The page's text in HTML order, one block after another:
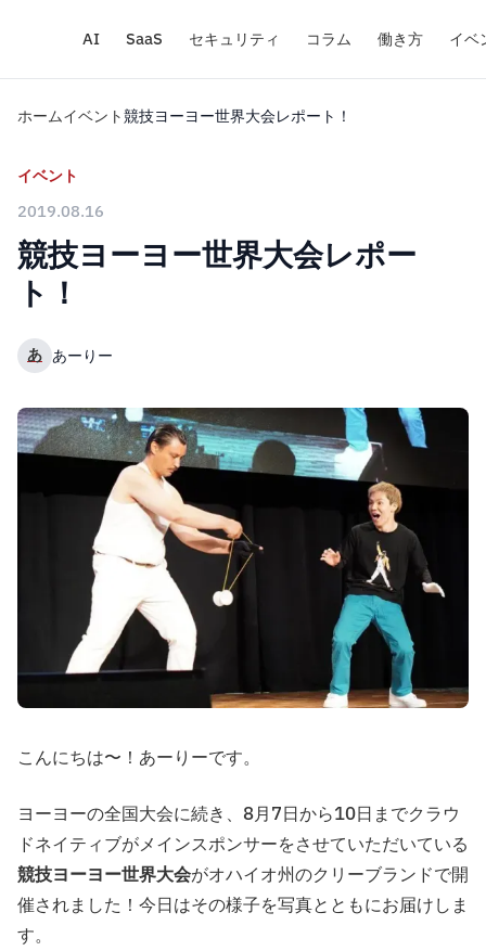
AI SaaS セキュリティ コラム 働き方 イベ
ホームイベント競技ヨーヨー世界大会レポート！
イベント
2019.08.16
競技ヨーヨー世界大会レポー
ト！
あ あーりー
こんにちは〜！あーりーです。
ヨーヨーの全国大会に続き、8月7日から10日までクラウ
ドネイティブがメインスポンサーをさせていただいている
競技ヨーヨー世界大会がオハイオ州のクリーブランドで開
催されました！今日はその様子を写真とともにお届けしま
す。